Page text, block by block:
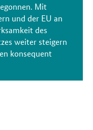
Mit
und der EU an
des
weiter steigern
konsequent